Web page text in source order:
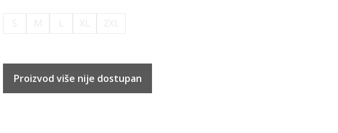
Proizvod više nije dostupan